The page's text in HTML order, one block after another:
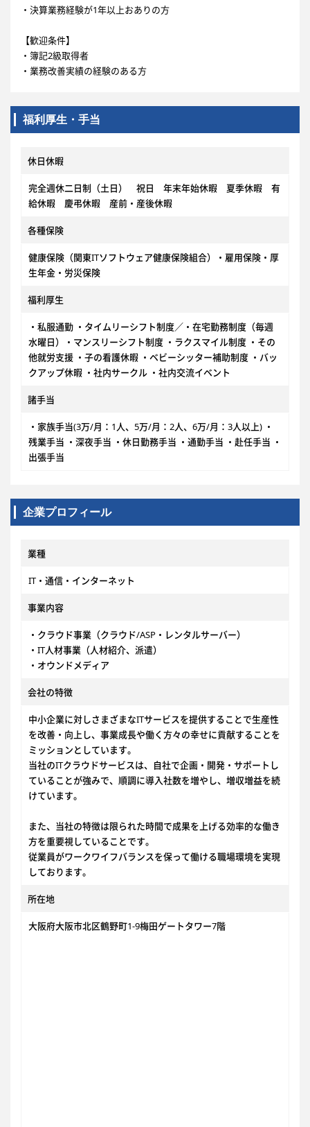
・決算業務経験が1年以上おありの方
【歓迎条件】
・簿記2級取得者
・業務改善実績の経験のある方
福利厚生・手当
休日休暇
完全週休二日制（土日） 祝日 年末年始休暇 夏季休暇 有
給休暇 慶弔休暇 産前・産後休暇
各種保険
健康保険（関東ITソフトウェア健康保険組合）・雇用保険・厚
生年金・労災保険
福利厚生
・私服通勤 ・タイムリーシフト制度／・在宅勤務制度（毎週
水曜日）・マンスリーシフト制度 ・ラクスマイル制度 ・その
他就労支援 ・子の看護休暇 ・ベビーシッター補助制度 ・バッ
クアップ休暇 ・社内サークル ・社内交流イベント
諸手当
・家族手当(3万/月：1人、5万/月：2人、6万/月：3人以上) ・
残業手当 ・深夜手当 ・休日勤務手当 ・通勤手当 ・赴任手当 ・
出張手当
企業プロフィール
業種
IT・通信・インターネット
事業内容
・クラウド事業（クラウド/ASP・レンタルサーバー）
・IT人材事業（人材紹介、派遣）
・オウンドメディア
会社の特徴
中小企業に対しさまざまなITサービスを提供することで生産性
を改善・向上し、事業成長や働く方々の幸せに貢献することを
ミッションとしています。
当社のITクラウドサービスは、自社で企画・開発・サポートし
ていることが強みで、順調に導入社数を増やし、増収増益を続
けています。
また、当社の特徴は限られた時間で成果を上げる効率的な働き
方を重要視していることです。
従業員がワークワイフバランスを保って働ける職場環境を実現
しております。
所在地
大阪府大阪市北区鶴野町1-9梅田ゲートタワー7階